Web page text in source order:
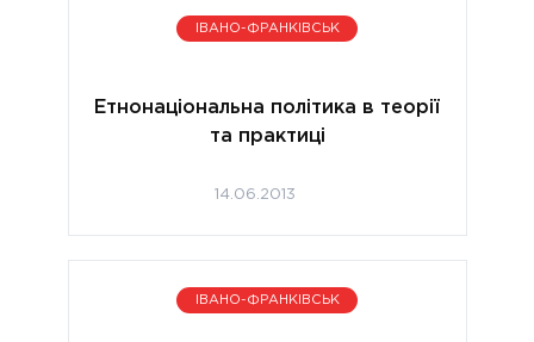
ІВАНО-ФРАНКІВСЬК
Етнонаціональна політика в теорії
та практиці
14.06.2013
ІВАНО-ФРАНКІВСЬК